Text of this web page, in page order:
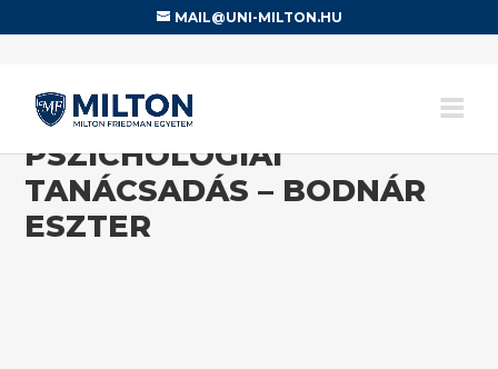
MAIL@UNI-MILTON.HU
PSZICHOLÓGIAI
TANÁCSADÁS – BODNÁR
ESZTER